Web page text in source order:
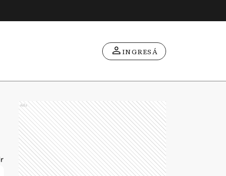
INGRESÁ
Ads